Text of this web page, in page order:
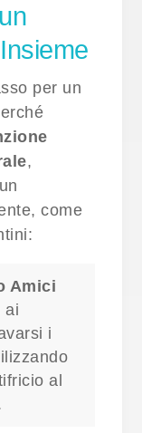
per un
,
come
Amici
ai
i
al